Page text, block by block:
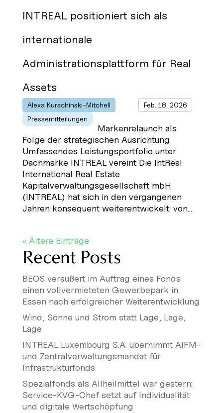
INTREAL positioniert sich als
internationale
Administrationsplattform für Real
Assets
Alexa Kurschinski-Mitchell Feb. 18, 2026
Pressemitteilungen
Markenrelaunch als
Folge der strategischen Ausrichtung
Umfassendes Leistungsportfolio unter
Dachmarke INTREAL vereint Die IntReal
International Real Estate
Kapitalverwaltungsgesellschaft mbH
(INTREAL) hat sich in den vergangenen
Jahren konsequent weiterentwickelt: von...
« Ältere Einträge
Recent Posts
BEOS veräußert im Auftrag eines Fonds
einen vollvermieteten Gewerbepark in
Essen nach erfolgreicher Weiterentwicklung
Wind, Sonne und Strom statt Lage, Lage,
Lage
INTREAL Luxembourg S.A. übernimmt AIFM-
und Zentralverwaltungsmandat für
Infrastrukturfonds
Spezialfonds als Allheilmittel war gestern:
Service-KVG-Chef setzt auf Individualität
und digitale Wertschöpfung